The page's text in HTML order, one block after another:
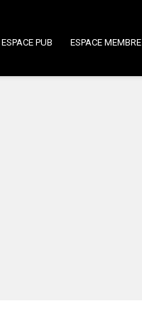
ESPACE PUB ESPACE MEMBRE